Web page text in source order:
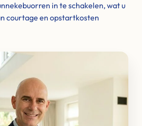
in te schakelen, wat u
courtage en opstartkosten